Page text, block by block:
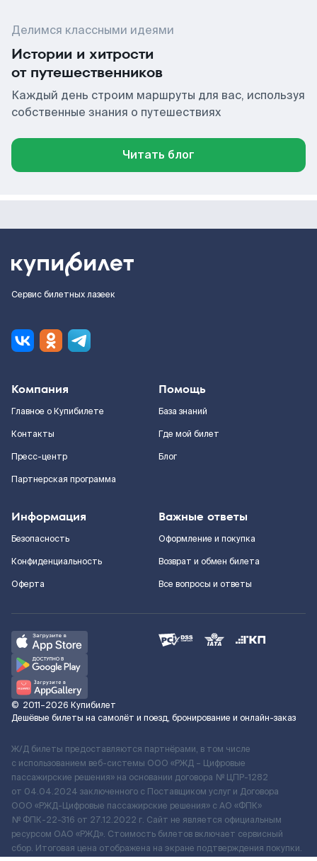
Делимся классными идеями
Истории и хитрости
от путешественников
Каждый день строим маршруты для вас, используя
собственные знания о путешествиях
Читать блог
Сервис билетных лазеек
Компания
Главное о Купибилете
Контакты
Пресс-центр
Партнерская программа
Помощь
База знаний
Где мой билет
Блог
Информация
Безопасность
Конфиденциальность
Оферта
Важные ответы
Оформление и покупка
Возврат и обмен билета
Все вопросы и ответы
© 2011–2026 Купибилет
Дешёвые билеты на самолёт и поезд, бронирование и онлайн-заказ
Ж/Д билеты предоставляются партнёрами, в том числе
с использованием веб-системы ООО «РЖД – Цифровые
пассажирские решения» на основании договора № ЦПР-1282
от 04.04.2024 заключенного с Поставщиком услуг и Договора
ООО «РЖД-Цифровые пассажирские решения» c АО «ФПК»
№ ФПК-22-316 от 27.12.2022 г. Сайт не является официальным
ресурсом ОАО «РЖД». Стоимость билетов включает сервисный
сбор. Итоговая цена отображена на экране подтверждения покупки.